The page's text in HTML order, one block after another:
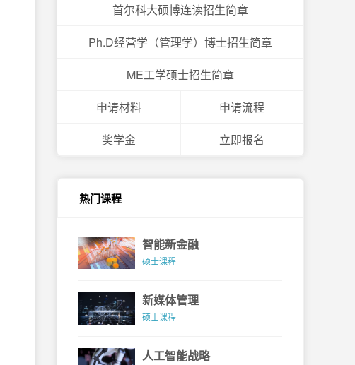
首尔科大硕博连读招生简章
Ph.D经营学（管理学）博士招生简章
ME工学硕士招生简章
申请材料
申请流程
奖学金
立即报名
热门课程
智能新金融
硕士课程
新媒体管理
硕士课程
人工智能战略